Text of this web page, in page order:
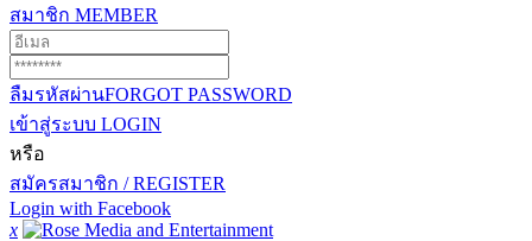
สมาชิก MEMBER
ลืมรหัสผ่านFORGOT PASSWORD
เข้าสู่ระบบ LOGIN
หรือ
สมัครสมาชิก / REGISTER
Login with Facebook
x